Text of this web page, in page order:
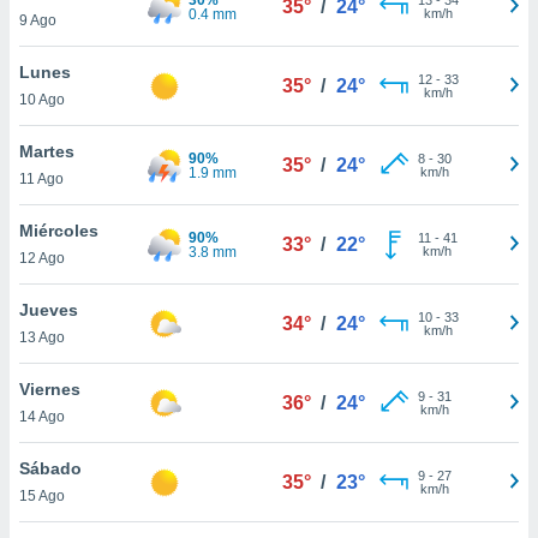
más
nuestra
y
de
disponible
cookies
aceptar
9 Ago
0.4 mm
35° / 24°
km/h
Lunes
10 Ago
35° / 24° 12- 33
km/h
Martes
11 Ago
90%
1.9 mm
35° / 24° 8- 30
km/h
Miércoles
12 Ago
90%
3.8 mm
33° / 22° 11 - 41
km/h
Jueves
13 Ago
34° / 24° 10- 33
km/h
Viernes
14 Ago
36° / 24° 9- 31
km/h
Sábado
15 Ago
35° / 23° 9- 27
km/h